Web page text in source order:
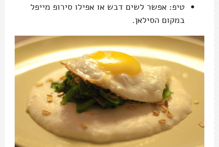
טיפ: אפשר לשים דבש או אפילו סירופ מייפל
במקום הסילאן.